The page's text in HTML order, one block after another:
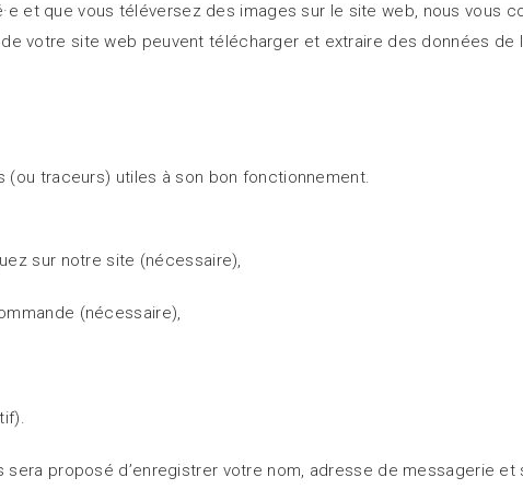
et que vous téléversez des images sur le site web, nous vous
votre site web peuvent télécharger et extraire des données
traceurs) utiles à son bon fonctionnement.
sur notre site (nécessaire),
(nécessaire),
proposé d’enregistrer votre nom, adresse de messagerie